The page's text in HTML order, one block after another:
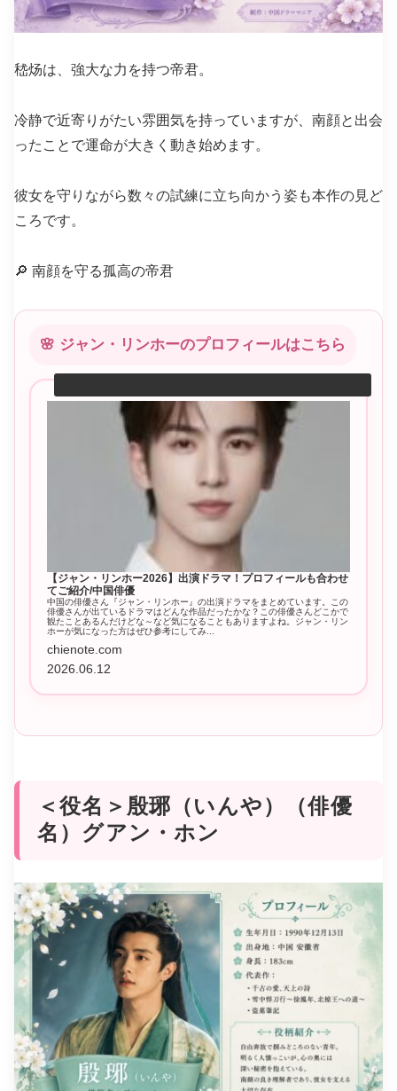
嵇炀は、強大な力を持つ帝君。
冷静で近寄りがたい雰囲気を持っていますが、南顔と出会
ったことで運命が大きく動き始めます。
彼女を守りながら数々の試練に立ち向かう姿も本作の見ど
ころです。
🔎 南顔を守る孤高の帝君
🌸 ジャン・リンホーのプロフィールはこちら
【ジャン・リンホー2026】出演ドラマ！プロフィールも合わせ
てご紹介/中国俳優
中国の俳優さん『ジャン・リンホー』の出演ドラマをまとめています。この
俳優さんが出ているドラマはどんな作品だったかな？この俳優さんどこかで
観たことあるんだけどな～など気になることもありますよね。ジャン・リン
ホーが気になった方はぜひ参考にしてみ...
chienote.com
2026.06.12
＜役名＞殷琊（いんや）（俳優
名）グアン・ホン